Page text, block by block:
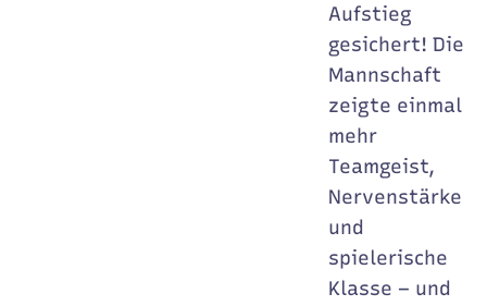
Aufstieg
gesichert! Die
Mannschaft
zeigte einmal
mehr
Teamgeist,
Nervenstärke
und
spielerische
Klasse – und